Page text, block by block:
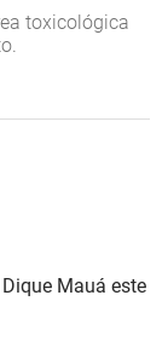
toxicológica